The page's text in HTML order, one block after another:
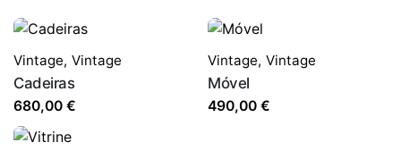
Vintage, Vintage
Cadeiras
680,00 €
Vintage, Vintage
Móvel
490,00 €